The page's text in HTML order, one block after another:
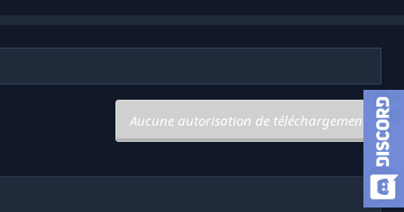
Aucune autorisation de téléchargement